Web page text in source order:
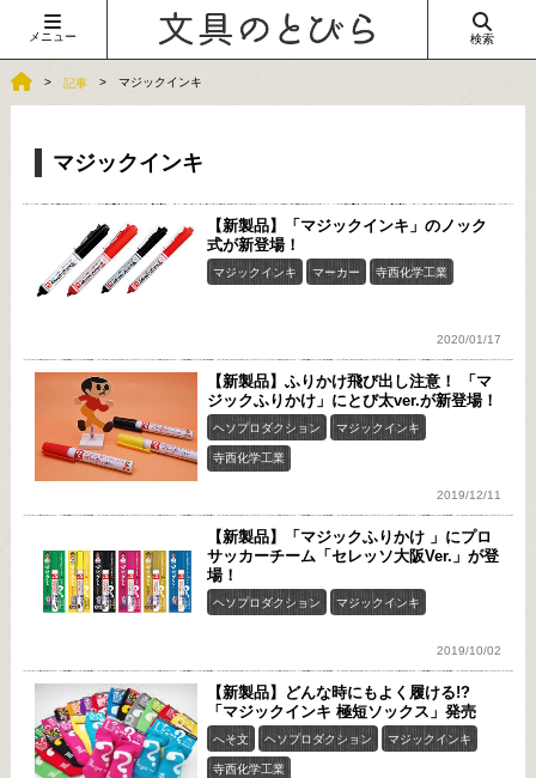
メニュー 検索
記事 マジックインキ
マジックインキ
【新製品】「マジックインキ」のノック
式が新登場！
マジックインキ マーカー 寺西化学工業
2020/01/17
【新製品】ふりかけ飛び出し注意！ 「マ
ジックふりかけ」にとび太ver.が新登場！
ヘソプロダクション マジックインキ
寺西化学工業
2019/12/11
【新製品】「マジックふりかけ 」にプロ
サッカーチーム「セレッソ大阪Ver.」が登
場！
ヘソプロダクション マジックインキ
2019/10/02
【新製品】どんな時にもよく履ける!?
「マジックインキ 極短ソックス」発売
へそ文 ヘソプロダクション マジックインキ
寺西化学工業